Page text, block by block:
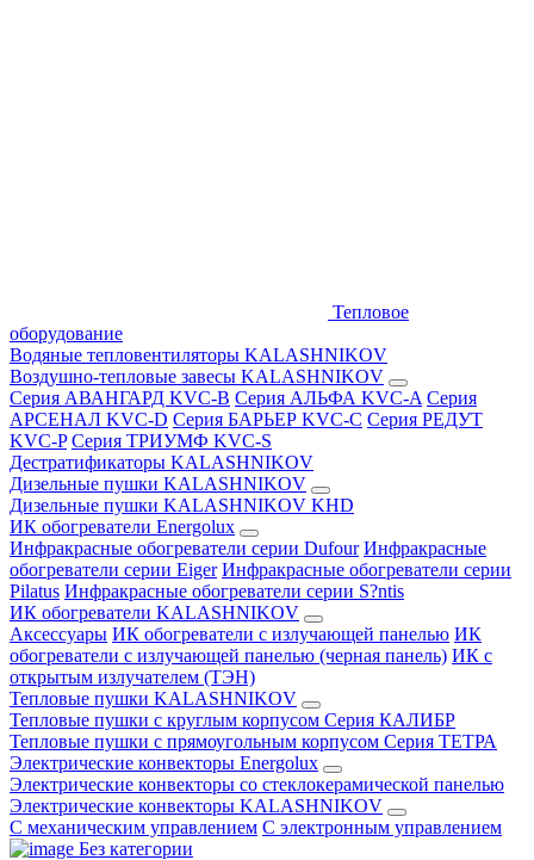
Тепловое
оборудование
Водяные тепловентиляторы KALASHNIKOV
Воздушно-тепловые завесы KALASHNIKOV
Серия АВАНГАРД KVC-B Серия АЛЬФА KVC-A Серия
АРСЕНАЛ KVC-D Серия БАРЬЕР KVC-C Серия РЕДУТ
KVC-P Серия ТРИУМФ KVC-S
Дестратификаторы KALASHNIKOV
Дизельные пушки KALASHNIKOV
Дизельные пушки KALASHNIKOV KHD
ИК обогреватели Energolux
Инфракрасные обогреватели серии Dufour Инфракрасные
обогреватели серии Eiger Инфракрасные обогреватели серии
Pilatus Инфракрасные обогреватели серии S?ntis
ИК обогреватели KALASHNIKOV
Аксессуары ИК обогреватели с излучающей панелью ИК
обогреватели с излучающей панелью (черная панель) ИК с
открытым излучателем (ТЭН)
Тепловые пушки KALASHNIKOV
Тепловые пушки с круглым корпусом Серия КАЛИБР
Тепловые пушки с прямоугольным корпусом Серия ТЕТРА
Электрические конвекторы Energolux
Электрические конвекторы со стеклокерамической панелью
Электрические конвекторы KALASHNIKOV
С механическим управлением С электронным управлением
Без категории